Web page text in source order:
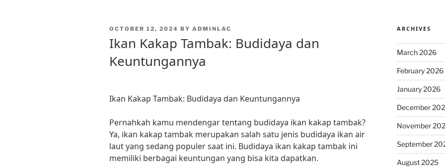
POSTED
OCTOBER 12, 2024 BY ADMINLAC
Ikan Kakap Tambak: Budidaya dan
Keuntungannya
Ikan Kakap Tambak: Budidaya dan Keuntungannya
Pernahkah kamu mendengar tentang budidaya ikan kakap tambak?
Ya, ikan kakap tambak merupakan salah satu jenis budidaya ikan air
laut yang sedang populer saat ini. Budidaya ikan kakap tambak ini
memiliki berbagai keuntungan yang bisa kita dapatkan.
ARCHIVES
March 2026
February 2026
January 2026
December
November
September
August 2025